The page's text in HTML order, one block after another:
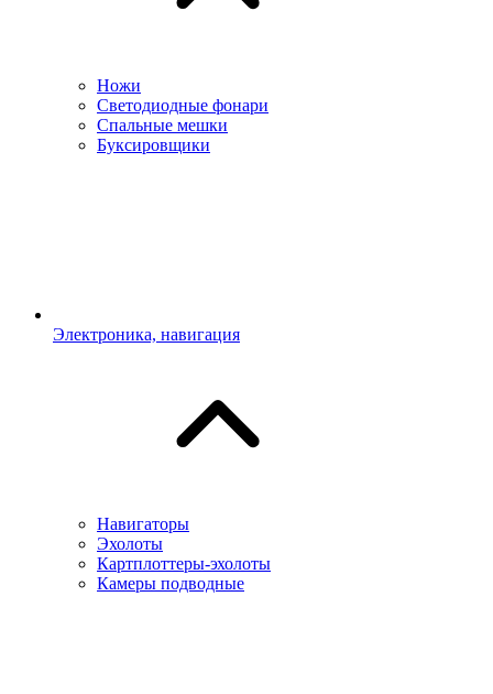
Ножи
Светодиодные фонари
Спальные мешки
Буксировщики
Электроника, навигация
Навигаторы
Эхолоты
Картплоттеры-эхолоты
Камеры подводные